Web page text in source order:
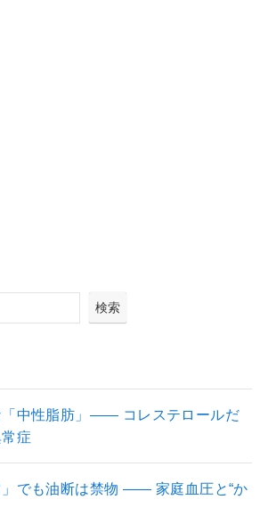
検索
「中性脂肪」―― コレステロールだ
症
」でも油断は禁物 ―― 家庭血圧と“か